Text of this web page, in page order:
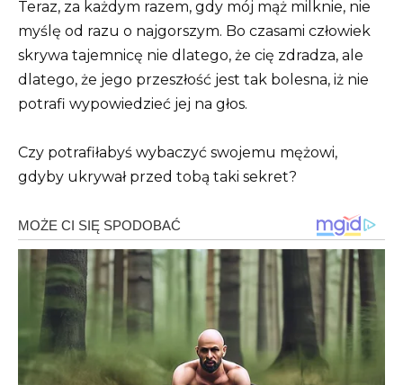
Teraz, za każdym razem, gdy mój mąż milknie, nie
myślę od razu o najgorszym. Bo czasami człowiek
skrywa tajemnicę nie dlatego, że cię zdradza, ale
dlatego, że jego przeszłość jest tak bolesna, iż nie
potrafi wypowiedzieć jej na głos.
Czy potrafiłabyś wybaczyć swojemu mężowi,
gdyby ukrywał przed tobą taki sekret?